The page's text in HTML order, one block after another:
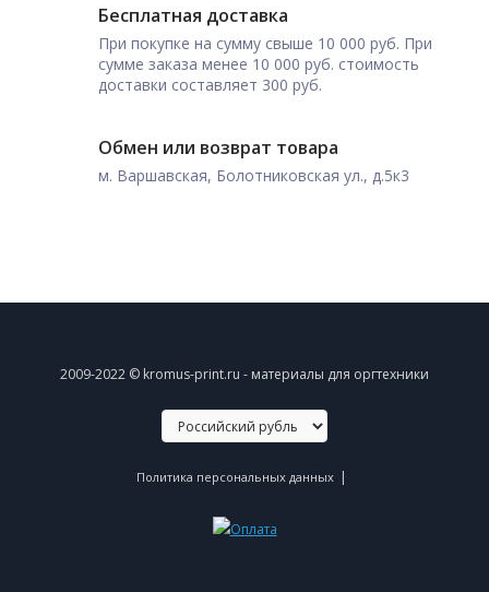
Бесплатная доставка
При покупке на сумму свыше 10 000 руб. При
сумме заказа менее 10 000 руб. стоимость
доставки составляет 300 руб.
Обмен или возврат товара
м. Варшавская, Болотниковская ул., д.5к3
2009-2022 © kromus-print.ru - материалы для оргтехники
Политика персональных данных |